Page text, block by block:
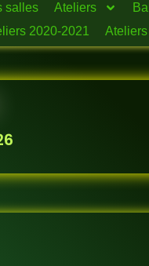
salles Ateliers
2020-2021